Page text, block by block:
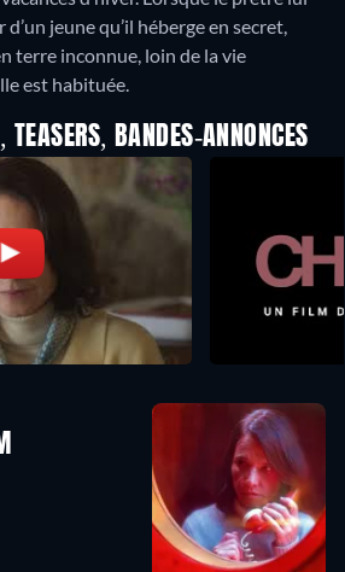
d’un jeune qu’il héberge en secret,
terre inconnue, loin de la vie
est habituée.
TEASERS, BANDES-ANNONCES